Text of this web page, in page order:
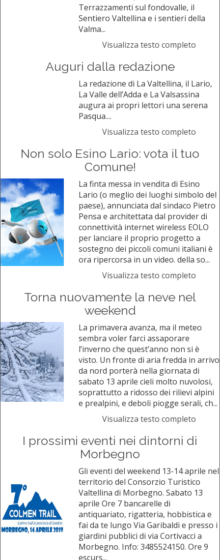
Terrazzamenti sul fondovalle, il
Sentiero Valtellina e i sentieri della
Valma...
Visualizza testo completo
Auguri dalla redazione
La redazione di La Valtellina, il Lario,
La Valle dell’Adda e La Valsassina
augura ai propri lettori una serena
Pasqua....
Visualizza testo completo
Non solo Esino Lario: vota il tuo
Comune!
La finta messa in vendita di Esino
Lario (o meglio dei luoghi simbolo del
paese), annunciata dal sindaco Pietro
Pensa e architettata dal provider di
connettività internet wireless EOLO
per lanciare il proprio progetto a
sostegno dei piccoli comuni italiani è
ora ripercorsa in un video. della so...
Visualizza testo completo
Torna nuovamente la neve nel
weekend
La primavera avanza, ma il meteo
sembra voler farci assaporare
l’inverno che quest’anno non si è
visto. Un fronte di aria fredda in arrivo
da nord porterà nella giornata di
sabato 13 aprile cieli molto nuvolosi,
soprattutto a ridosso dei rilievi alpini
e prealpini, e deboli piogge serali, ch...
Visualizza testo completo
I prossimi eventi nei dintorni di
Morbegno
Gli eventi del weekend 13-14 aprile nel
territorio del Consorzio Turistico
Valtellina di Morbegno. Sabato 13
aprile Ore 7 bancarelle di
antiquariato, rigatteria, hobbistica e
fai da te lungo Via Garibaldi e presso i
giardini pubblici di via Cortivacci a
Morbegno. Info: 3485524150. Ore 9
escurs...